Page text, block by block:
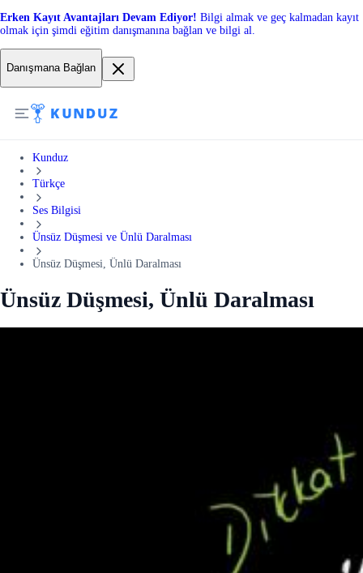
Erken Kayıt Avantajları Devam Ediyor! Bilgi almak ve geç kalmadan kayıt
olmak için şimdi eğitim danışmanına bağlan ve bilgi al.
Danışmana Bağlan
Kunduz
Türkçe
Ses Bilgisi
Ünsüz Düşmesi ve Ünlü Daralması
Ünsüz Düşmesi, Ünlü Daralması
Ünsüz Düşmesi, Ünlü Daralması